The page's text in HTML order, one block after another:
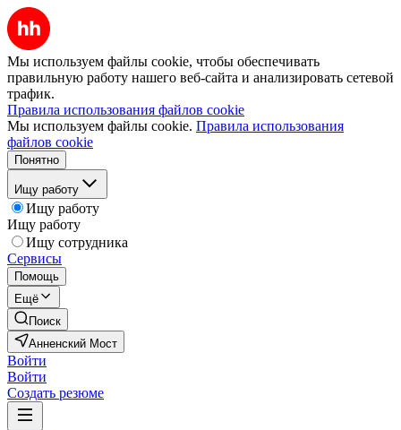
Мы используем файлы cookie, чтобы обеспечивать
правильную работу нашего веб-сайта и анализировать сетевой
трафик.
Правила использования файлов cookie
Мы используем файлы cookie. Правила использования
файлов cookie
Понятно
Ищу работу
Ищу работу
Ищу работу
Ищу сотрудника
Сервисы
Помощь
Ещё
Поиск
Анненский Мост
Войти
Войти
Создать резюме